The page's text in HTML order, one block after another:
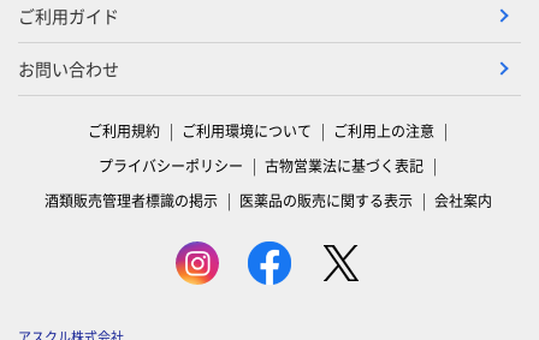
ご利用ガイド
お問い合わせ
ご利用規約 ご利用環境について
ご利用上の注意
プライバシーポリシー
古物営業法に基づく表記
酒類販売管理者標識の掲示
医薬品の販売に関する表示 会社案内